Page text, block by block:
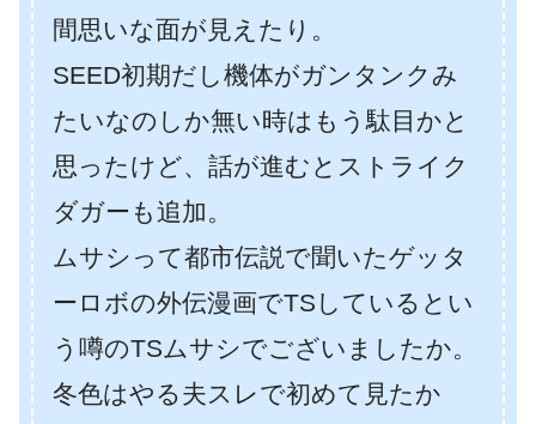
間思いな面が見えたり。
SEED初期だし機体がガンタンクみ
たいなのしか無い時はもう駄目かと
思ったけど、話が進むとストライク
ダガーも追加。
ムサシって都市伝説で聞いたゲッタ
ーロボの外伝漫画でTSしているとい
う噂のTSムサシでございましたか。
冬色はやる夫スレで初めて見たか